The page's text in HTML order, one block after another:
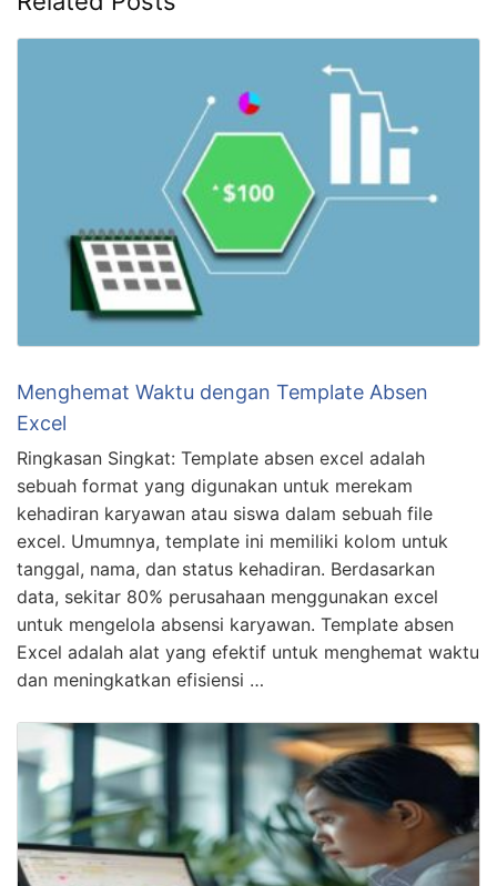
Menghemat Waktu dengan Template Absen
Excel
Ringkasan Singkat: Template absen excel adalah
sebuah format yang digunakan untuk merekam
kehadiran karyawan atau siswa dalam sebuah file
excel. Umumnya, template ini memiliki kolom untuk
tanggal, nama, dan status kehadiran. Berdasarkan
data, sekitar 80% perusahaan menggunakan excel
untuk mengelola absensi karyawan. Template absen
Excel adalah alat yang efektif untuk menghemat waktu
dan meningkatkan efisiensi …